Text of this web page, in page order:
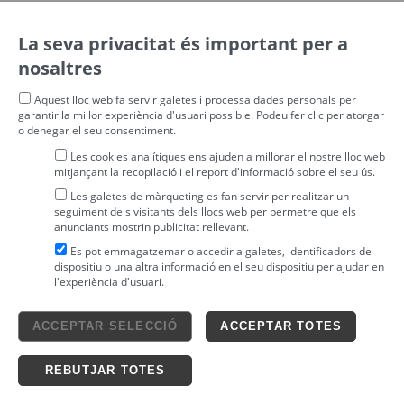
powered by4tickets S.L.
Ticketing solutions
Avís legal
Condicions generals
La seva privacitat és important per a
nosaltres
Aquest lloc web fa servir galetes i processa dades personals per
garantir la millor experiència d'usuari possible. Podeu fer clic per atorgar
o denegar el seu consentiment.
Les cookies analítiques ens ajuden a millorar el nostre lloc web
mitjançant la recopilació i el report d'informació sobre el seu ús.
Les galetes de màrqueting es fan servir per realitzar un
seguiment dels visitants dels llocs web per permetre que els
anunciants mostrin publicitat rellevant.
Es pot emmagatzemar o accedir a galetes, identificadors de
dispositiu o una altra informació en el seu dispositiu per ajudar en
l'experiència d'usuari.
ACCEPTAR TOTES
ACCEPTAR SELECCIÓ
REBUTJAR TOTES